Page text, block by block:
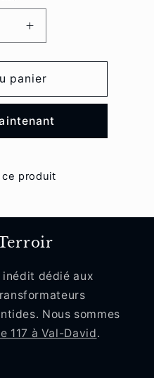
Augmenter
la
quantité
de
Hydromel
panier
ce produit
dédié aux
Nous sommes
117 à Val-David.